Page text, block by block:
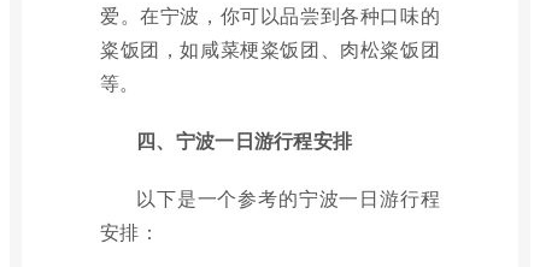
爱。在宁波，你可以品尝到各种口味的
粢饭团，如咸菜梗粢饭团、肉松粢饭团
等。
四、宁波一日游行程安排
以下是一个参考的宁波一日游行程
安排：